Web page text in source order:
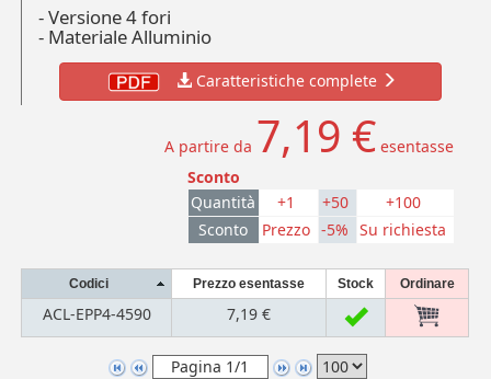
- Versione 4 fori
- Materiale Alluminio
Caratteristiche complete
A partire da 7,19 € esentasse
Sconto
Quantità
+1 +50
+100
Sconto
Prezzo -5% Su richiesta
Codici Prezzo esentasse Stock Ordinare
ACL-EPP4-4590 7,19 €